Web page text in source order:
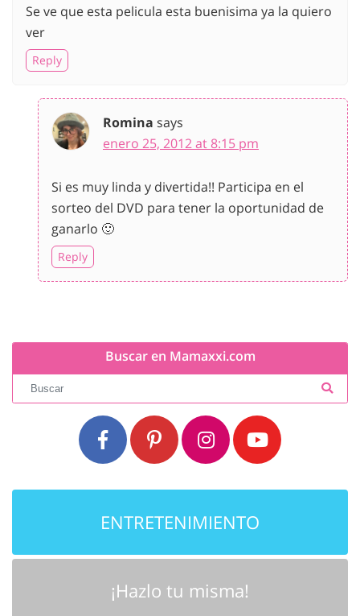
Se ve que esta pelicula esta buenisima ya la quiero
ver
Reply
Romina says
enero 25, 2012 at 8:15 pm
Si es muy linda y divertida!! Participa en el
sorteo del DVD para tener la oportunidad de
ganarlo 🙂
Reply
Buscar en Mamaxxi.com
ENTRETENIMIENTO
¡Hazlo tu misma!